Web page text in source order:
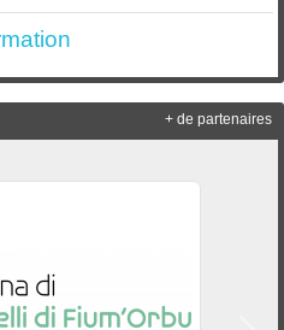
+ de partenaires